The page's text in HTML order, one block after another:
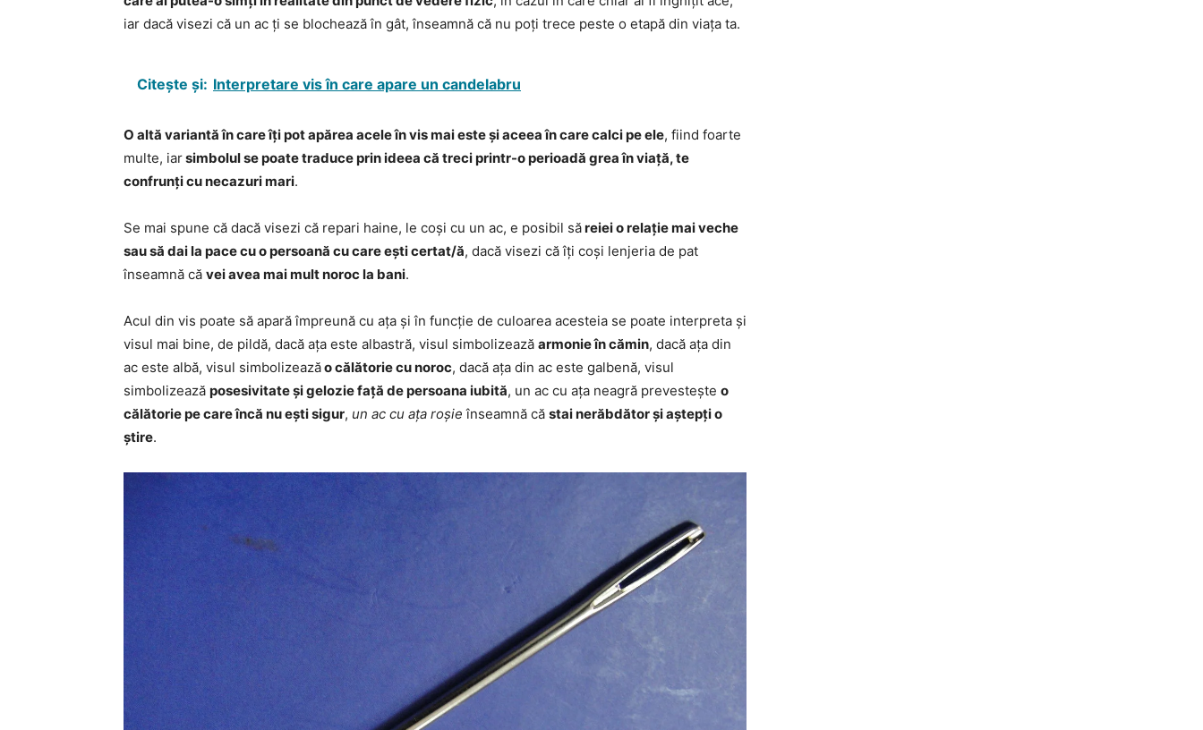
iar dacă visezi că un ac ți se blochează în gât, înseamnă că nu poți trece peste o etapă din viața ta.
Citește și: Interpretare vis în care apare un candelabru
O altă variantă în care îți pot apărea acele în vis mai este și aceea în care calci pe ele, fiind foarte
multe, iarsimbolul se poate traduce prin ideea că treci printr-o perioadă grea în viață, te
confrunți cu necazuri mari.
Se mai spune că dacă visezi că repari haine, le coși cu un ac, e posibil săreiei o relație mai veche
sau să dai la pace cu o persoană cu care ești certat/ă, dacă visezi că îți coși lenjeria de pat
înseamnă că vei avea mai mult noroc la bani.
Acul din vis poate să apară împreună cu ața și în funcție de culoarea acesteia se poate interpreta și
visul mai bine, de pildă, dacă ața este albastră, visul simbolizează armonie în cămin, dacă ața din
ac este albă, visul simbolizeazăo călătorie cu noroc, dacă ața din ac este galbenă, visul
simbolizează posesivitate și gelozie față de persoana iubită, un ac cu ața neagră prevestește o
călătorie pe care încă nu ești sigur, un ac cu ața roșie înseamnă că stai nerăbdător și aștepți o
știre.